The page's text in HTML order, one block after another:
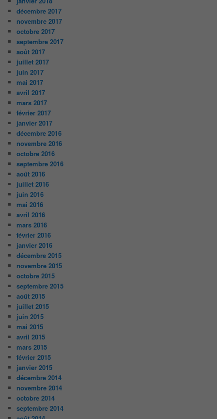
décembre 2017
novembre 2017
octobre 2017
septembre 2017
août 2017
juillet 2017
juin 2017
mai 2017
avril 2017
mars 2017
février 2017
janvier 2017
décembre 2016
novembre 2016
octobre 2016
septembre 2016
août 2016
juillet 2016
juin 2016
mai 2016
avril 2016
mars 2016
février 2016
janvier 2016
décembre 2015
novembre 2015
octobre 2015
septembre 2015
août 2015
juillet 2015
juin 2015
mai 2015
avril 2015
mars 2015
février 2015
janvier 2015
décembre 2014
novembre 2014
octobre 2014
septembre 2014